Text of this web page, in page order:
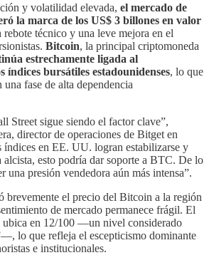
y volatilidad elevada, el mercado de
la marca de los US$ 3 billones en valor
técnico y una leve mejora en el
Bitcoin, la principal criptomoneda
estrechamente ligada al
índices bursátiles estadounidenses, lo que
fase de alta dependencia
Street sigue siendo el factor clave”,
director de operaciones de Bitget en
en EE. UU. logran estabilizarse y
alcista, esto podría dar soporte a BTC. De lo
una presión vendedora aún más intensa”.
brevemente el precio del Bitcoin a la región
de mercado permanece frágil. El
ubica en 12/100 —un nivel considerado
lo que refleja el escepticismo dominante
e institucionales.